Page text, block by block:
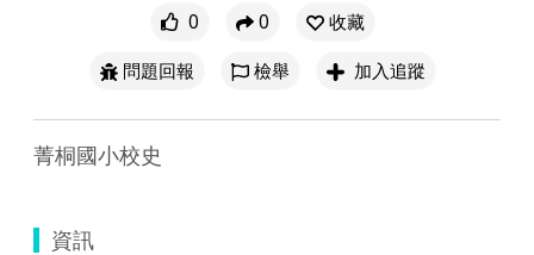
0 0
收藏
問題回報
檢舉 加入追蹤
菁桐國小校史
資訊